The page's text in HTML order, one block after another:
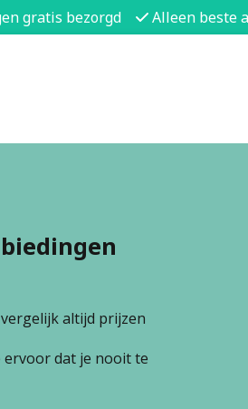
gratis bezorgd Alleen beste
altijd prijzen
dat je nooit te